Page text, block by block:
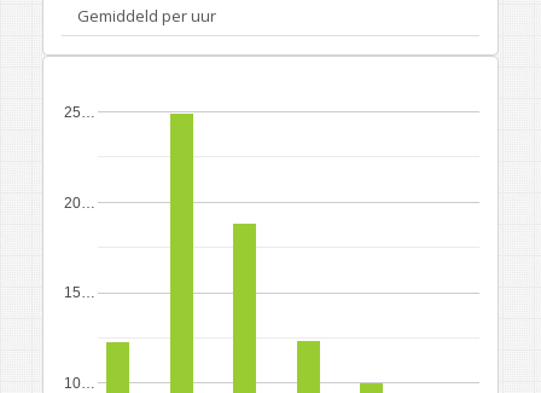
Gemiddeld per uur
10…
15…
20…
25…